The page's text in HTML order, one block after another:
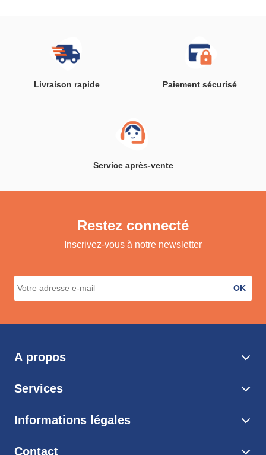
Livraison rapide Paiement sécurisé
Service après-vente
Restez connecté
Inscrivez-vous à notre newsletter
OK
A propos
Services
Informations légales
Contact